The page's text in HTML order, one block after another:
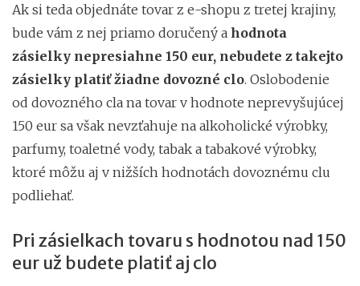
Ak si teda objednáte tovar z e-shopu z tretej krajiny,
bude vám z nej priamo doručený a hodnota
zásielky nepresiahne 150 eur, nebudete z takejto
zásielky platiť žiadne dovozné clo. Oslobodenie
od dovozného cla na tovar v hodnote neprevyšujúcej
150 eur sa však nevzťahuje na alkoholické výrobky,
parfumy, toaletné vody, tabak a tabakové výrobky,
ktoré môžu aj v nižších hodnotách dovoznému clu
podliehať.
Pri zásielkach tovaru s hodnotou nad 150
eur už budete platiť aj clo